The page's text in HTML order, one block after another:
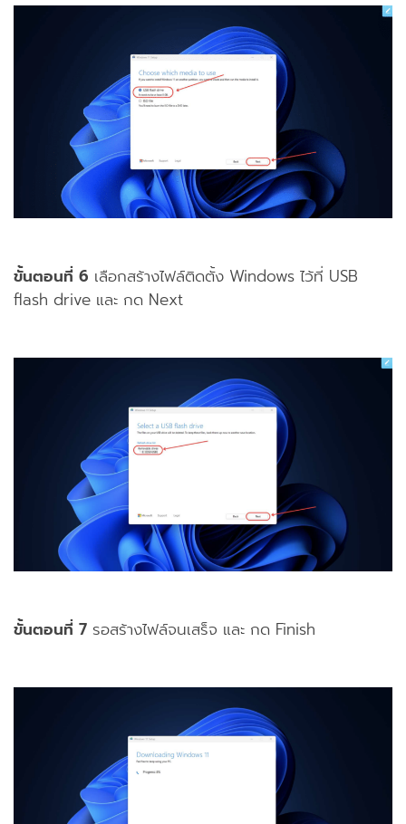
ขั้นตอนที่ 6 เลือกสร้างไฟล์ติดตั้ง Windows ไว้ที่ USB
flash drive และ กด Next
ขั้นตอนที่ 7 รอสร้างไฟล์จนเสร็จ และ กด Finish